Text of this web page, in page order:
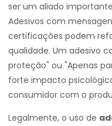
ser um aliado
Adesivos com
certificações podem
qualidade. Um adesivo
proteção" ou "Apenas
forte impacto
consumidor com o
Legalmente, o uso de